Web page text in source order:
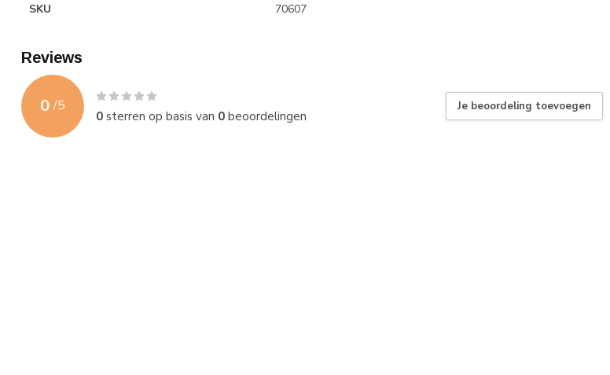
SKU 70607
Reviews
0 /5
0sterren op basis van 0beoordelingen
Je beoordeling toevoegen